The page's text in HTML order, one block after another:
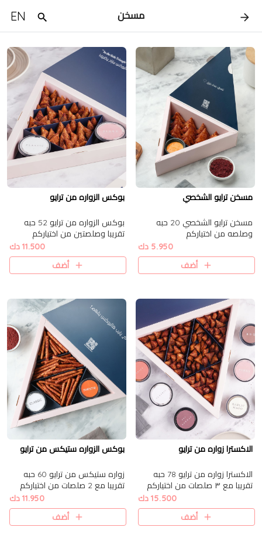
مسخن EN
مسخن ترايو الشخصي
مسخن ترايو الشخصي 20 حبه
وصلصه من اختياركم
5.950 دك
أضف
بوكس الزواره من ترايو
بوكس الزواره من ترايو 52 حبه
تقريبا وصلصتين من اختياركم
11.500 دك
أضف
الاكسترا زواره من ترايو
الاكسترا زواره من ترايو 78 حبه
تقريبا مع ٣ صلصات من اختياركم
15.500 دك
أضف
بوكس الزواره ستيكس من ترايو
زواره ستيكس من ترايو 60 حبه
تقريبا مع 2 صلصات من اختياركم
11.950 دك
أضف